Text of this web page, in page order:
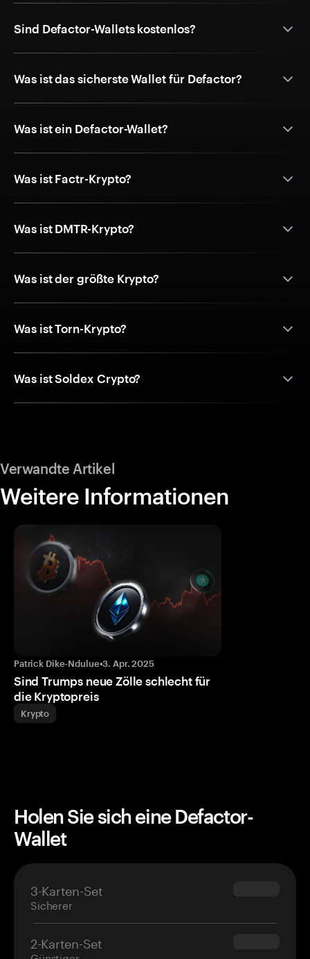
Sind Defactor-Wallets kostenlos?
Was ist das sicherste Wallet für Defactor?
Was ist ein Defactor-Wallet?
Was ist Factr-Krypto?
Was ist DMTR-Krypto?
Was ist der größte Krypto?
Was ist Torn-Krypto?
Was ist Soldex Crypto?
Verwandte Artikel
Weitere Informationen
Patrick Dike-Ndulue•3. Apr. 2025
Sind Trumps neue Zölle schlecht für
die Kryptopreis
Krypto
Holen Sie sich eine Defactor-
Wallet
3-Karten-Set
Sicherer
$69.90
2-Karten-Set $54.90